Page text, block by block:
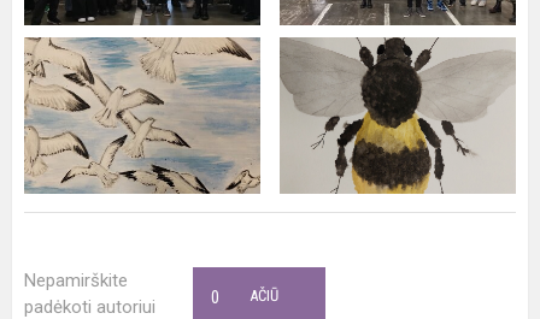
Nepamirškite
padėkoti autoriui
AČIŪ
0